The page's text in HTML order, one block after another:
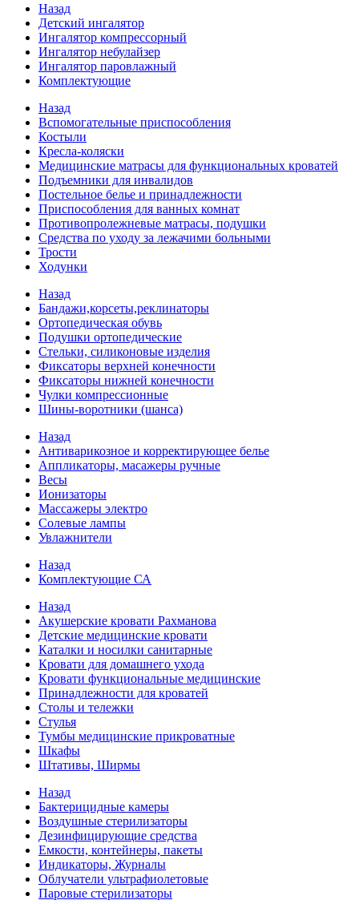
Назад
Детский ингалятор
Ингалятор компрессорный
Ингалятор небулайзер
Ингалятор паровлажный
Комплектующие
Назад
Вспомогательные приспособления
Костыли
Кресла-коляски
Медицинские матрасы для функциональных кроватей
Подъемники для инвалидов
Постельное белье и принадлежности
Приспособления для ванных комнат
Противопролежневые матрасы, подушки
Средства по уходу за лежачими больными
Трости
Ходунки
Назад
Бандажи,корсеты,реклинаторы
Ортопедическая обувь
Подушки ортопедические
Стельки, силиконовые изделия
Фиксаторы верхней конечности
Фиксаторы нижней конечности
Чулки компрессионные
Шины-воротники (шанса)
Назад
Антиварикозное и корректирующее белье
Аппликаторы, масажеры ручные
Весы
Ионизаторы
Массажеры электро
Солевые лампы
Увлажнители
Назад
Комплектующие СА
Назад
Акушерские кровати Рахманова
Детские медицинские кровати
Каталки и носилки санитарные
Кровати для домашнего ухода
Кровати функциональные медицинские
Принадлежности для кроватей
Столы и тележки
Стулья
Тумбы медицинские прикроватные
Шкафы
Штативы, Ширмы
Назад
Бактерицидные камеры
Воздушные стерилизаторы
Дезинфицирующие средства
Емкости, контейнеры, пакеты
Индикаторы, Журналы
Облучатели ультрафиолетовые
Паровые стерилизаторы